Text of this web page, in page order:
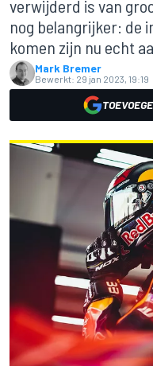
verwijderd is van
nog belangrijker: de
komen zijn nu echt
Mark Bremer
Bewerkt: 29 jan 2023, 19:19